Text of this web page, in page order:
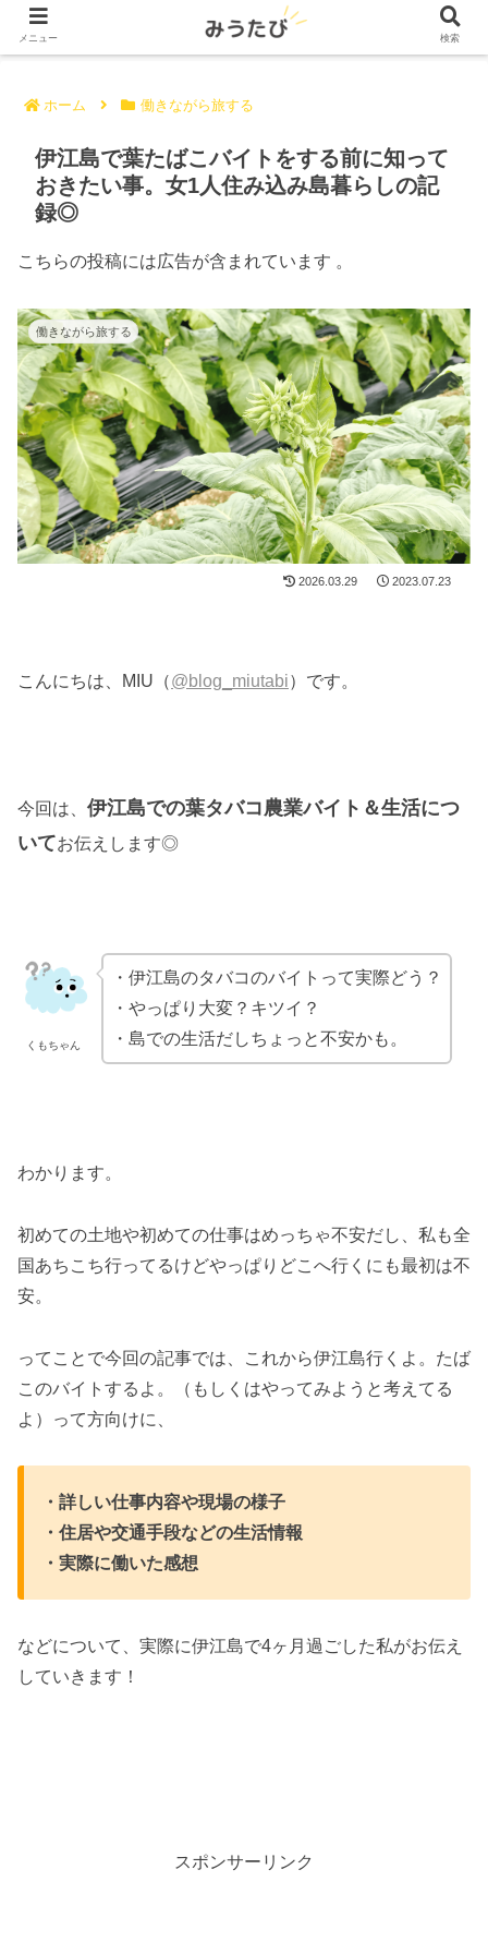
ホーム 働きながら旅する
伊江島で葉たばこバイトをする前に知って
おきたい事。女1人住み込み島暮らしの記
録◎
こちらの投稿には広告が含まれています 。
働きながら旅する
2026.03.29 2023.07.23
こんにちは、MIU（@blog_miutabi）です。
今回は、 伊江島での葉タバコ農業バイト＆生活につ
いてお伝えします◎
くもちゃん
・伊江島のタバコのバイトって実際どう？
・やっぱり大変？キツイ？
・島での生活だしちょっと不安かも。
わかります。
初めての土地や初めての仕事はめっちゃ不安だし、私も全
国あちこち行ってるけどやっぱりどこへ行くにも最初は不
安。
ってことで今回の記事では、これから伊江島行くよ。たば
このバイトするよ。（もしくはやってみようと考えてる
よ）って方向けに、
・詳しい仕事内容や現場の様子
・住居や交通手段などの生活情報
・実際に働いた感想
などについて、実際に伊江島で4ヶ月過ごした私がお伝え
していきます！
スポンサーリンク
メニュー 検索